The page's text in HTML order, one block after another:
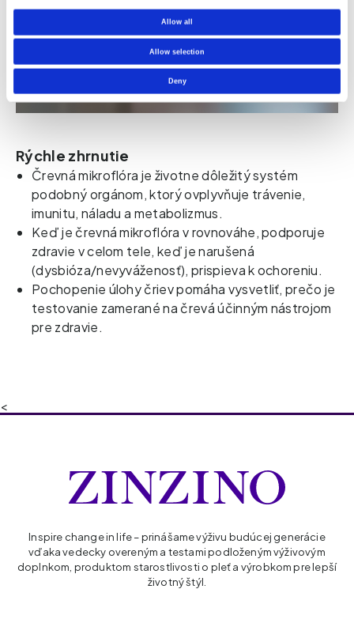
Allow all
Allow selection
Deny
Rýchle zhrnutie
Črevná mikroflóra je životne dôležitý systém
podobný orgánom, ktorý ovplyvňuje trávenie,
imunitu, náladu a metabolizmus.
Keď je črevná mikroflóra v rovnováhe, podporuje
zdravie v celom tele, keď je narušená
(dysbióza/nevyváženosť), prispieva k ochoreniu.
Pochopenie úlohy čriev pomáha vysvetliť, prečo je
testovanie zamerané na črevá účinným nástrojom
pre zdravie.
<
Inspire change in life – prinášame výživu budúcej generácie
vďaka vedecky overeným a testami podloženým výživovým
doplnkom, produktom starostlivosti o pleť a výrobkom pre lepší
životný štýl.